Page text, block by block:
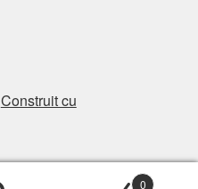
Construit cu
0